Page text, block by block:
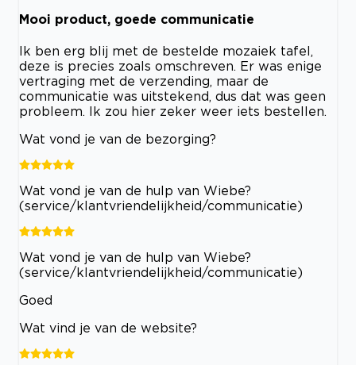
Mooi product, goede communicatie
Ik ben erg blij met de bestelde mozaiek tafel,
deze is precies zoals omschreven. Er was enige
vertraging met de verzending, maar de
communicatie was uitstekend, dus dat was geen
probleem. Ik zou hier zeker weer iets bestellen.
Wat vond je van de bezorging?
Wat vond je van de hulp van Wiebe?
(service/klantvriendelijkheid/communicatie)
Wat vond je van de hulp van Wiebe?
(service/klantvriendelijkheid/communicatie)
Goed
Wat vind je van de website?